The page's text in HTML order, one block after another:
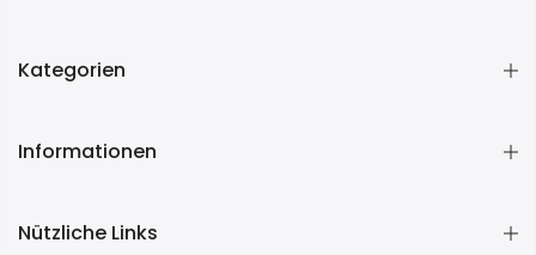
Kategorien
Informationen
Nützliche Links